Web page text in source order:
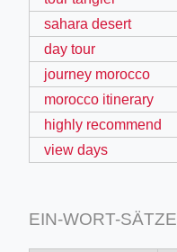
sahara desert
day tour
journey morocco
morocco itinerary
highly recommend
view days
EIN-WORT-SÄTZE